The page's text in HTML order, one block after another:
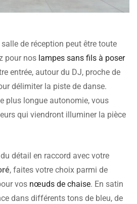
de réception peut être toute
pour nos lampes sans fils à poser
entrée, autour du DJ, proche de
délimiter la piste de danse.
plus longue autonomie, vous
qui viendront illuminer la pièce
détail en raccord avec votre
, faites votre choix parmi de
vos nœuds de chaise. En satin
dans différents tons de bleu, de